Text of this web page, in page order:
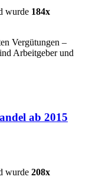
wurde 184x
Vergütungen –
Arbeitgeber und
ab 2015
wurde 208x